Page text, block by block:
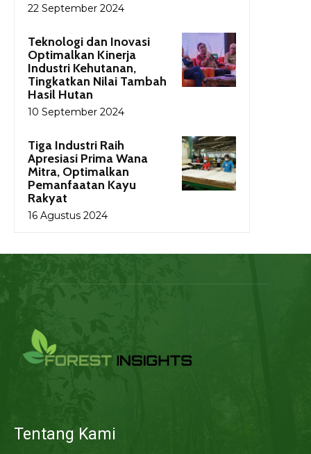
22 September 2024
Teknologi dan Inovasi
Optimalkan Kinerja
Industri Kehutanan,
Tingkatkan Nilai Tambah
Hasil Hutan
10 September 2024
Tiga Industri Raih
Apresiasi Prima Wana
Mitra, Optimalkan
Pemanfaatan Kayu
Rakyat
16 Agustus 2024
Tentang Kami